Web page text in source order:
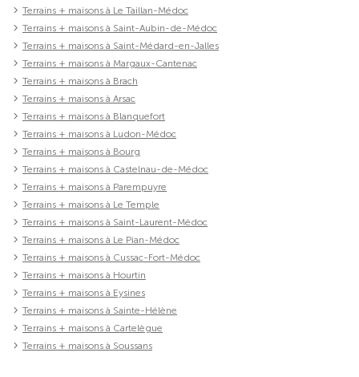
Terrains + maisons à Le Taillan-Médoc
Terrains + maisons à Saint-Aubin-de-Médoc
Terrains + maisons à Saint-Médard-en-Jalles
Terrains + maisons à Margaux-Cantenac
Terrains + maisons à Brach
Terrains + maisons à Arsac
Terrains + maisons à Blanquefort
Terrains + maisons à Ludon-Médoc
Terrains + maisons à Bourg
Terrains + maisons à Castelnau-de-Médoc
Terrains + maisons à Parempuyre
Terrains + maisons à Le Temple
Terrains + maisons à Saint-Laurent-Médoc
Terrains + maisons à Le Pian-Médoc
Terrains + maisons à Cussac-Fort-Médoc
Terrains + maisons à Hourtin
Terrains + maisons à Eysines
Terrains + maisons à Sainte-Hélène
Terrains + maisons à Cartelègue
Terrains + maisons à Soussans